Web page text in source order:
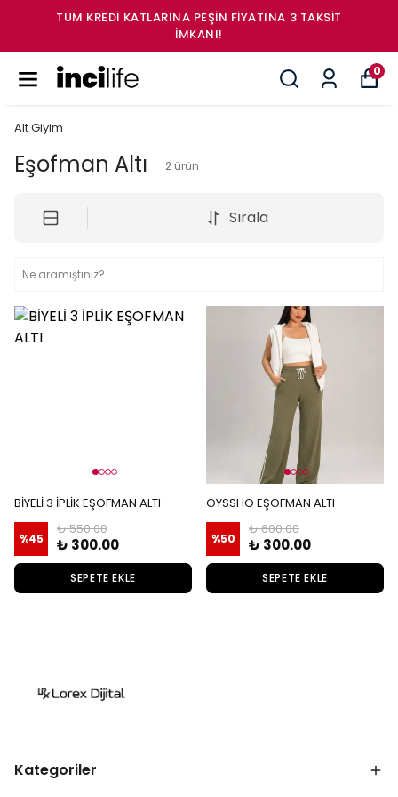
TÜM KREDI KATLARINA PEŞIN FIYATINA 3 TAKSİT
İMKANI!
0
Alt Giyim
Eşofman Altı 2 ürün
Sırala
BİYELİ 3 İPLİK EŞOFMAN ALTI
%45
₺ 550.00
₺ 300.00
SEPETE EKLE
OYSSHO EŞOFMAN ALTI
%50
₺ 600.00
₺ 300.00
SEPETE EKLE
Kategoriler